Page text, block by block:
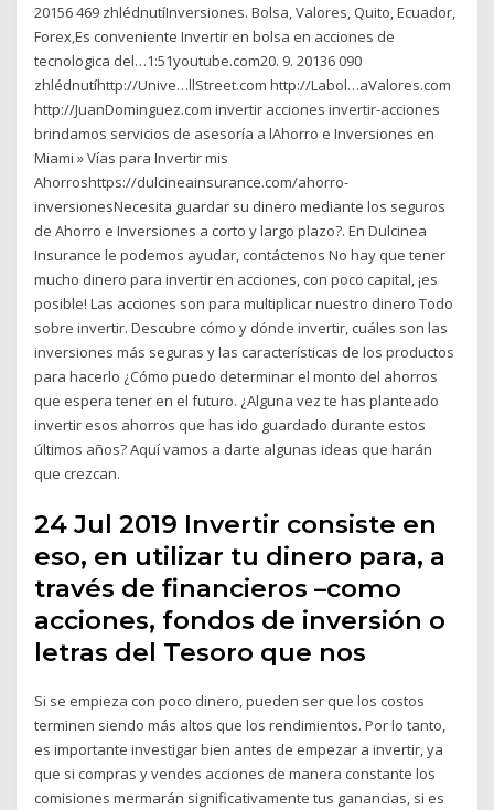
20156 469 zhlédnutíInversiones. Bolsa, Valores, Quito, Ecuador,
Forex,Es conveniente Invertir en bolsa en acciones de
tecnologica del…1:51youtube.com20. 9. 20136 090
zhlédnutíhttp://Unive…llStreet.com http://Labol…aValores.com
http://JuanDominguez.com invertir acciones invertir-acciones
brindamos servicios de asesoría a lAhorro e Inversiones en
Miami » Vías para Invertir mis
Ahorroshttps://dulcineainsurance.com/ahorro-
inversionesNecesita guardar su dinero mediante los seguros
de Ahorro e Inversiones a corto y largo plazo?. En Dulcinea
Insurance le podemos ayudar, contáctenos No hay que tener
mucho dinero para invertir en acciones, con poco capital, ¡es
posible! Las acciones son para multiplicar nuestro dinero Todo
sobre invertir. Descubre cómo y dónde invertir, cuáles son las
inversiones más seguras y las características de los productos
para hacerlo ¿Cómo puedo determinar el monto del ahorros
que espera tener en el futuro. ¿Alguna vez te has planteado
invertir esos ahorros que has ido guardado durante estos
últimos años? Aquí vamos a darte algunas ideas que harán
que crezcan.
24 Jul 2019 Invertir consiste en
eso, en utilizar tu dinero para, a
través de financieros –como
acciones, fondos de inversión o
letras del Tesoro que nos
Si se empieza con poco dinero, pueden ser que los costos
terminen siendo más altos que los rendimientos. Por lo tanto,
es importante investigar bien antes de empezar a invertir, ya
que si compras y vendes acciones de manera constante los
comisiones mermarán significativamente tus ganancias, si es